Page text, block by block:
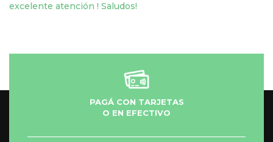
excelente atención ! Saludos!
PAGÁ CON TARJETAS
O EN EFECTIVO